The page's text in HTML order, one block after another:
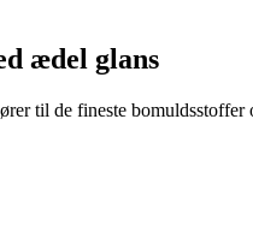
ædel glans
til de fineste